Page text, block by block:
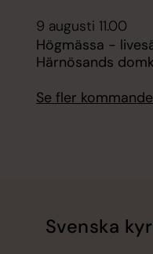
9 augusti 11.00
Högmässa -
Härnösands
Se fler
Svenska